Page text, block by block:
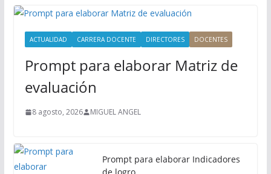
P
ACTUALIDAD CARRERA DOCENTE DIRECTORES DOCENTES
Prompt para elaborar Matriz de
evaluación
8 agosto, 2026 MIGUEL ANGEL
Prompt para elaborar Indicadores
de logro